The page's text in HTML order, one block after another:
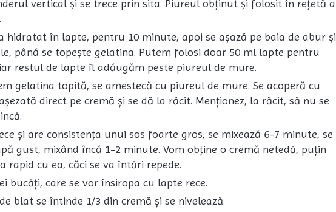
vertical și se trece prin sita. Piureul obținut și folosit în rețetă a
hidratat în lapte, pentru 10 minute, apoi se așază pe baia de abur și
până se topește gelatina. Putem folosi doar 50 ml lapte pentru
restul de lapte îl adăugăm peste piureul de mure.
gelatina topită, se amestecă cu piureul de mure. Se acoperă cu
direct pe cremă și se dă la răcit. Menționez, la răcit, să nu se
și are consistența unui sos foarte gros, se mixează 6-7 minute, se
gust, mixând încă 1-2 minute. Vom obține o cremă netedă, puțin
rapid cu ea, căci se va întări repede.
bucăți, care se vor însiropa cu lapte rece.
blat se întinde 1/3 din cremă și se nivelează.